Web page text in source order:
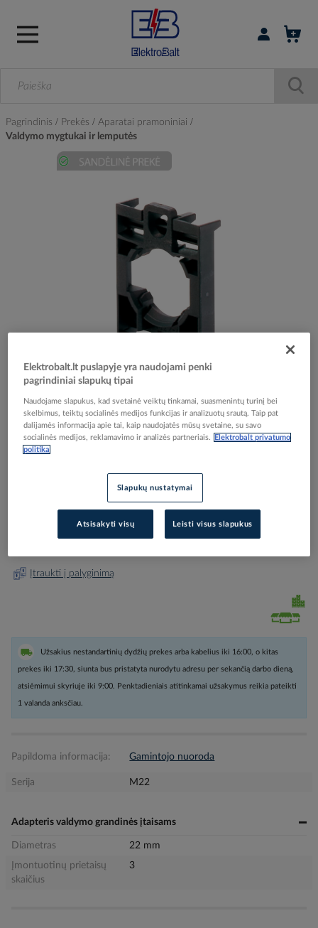
Prisijungti /
Pagrindinis Prekės
Aparatai pramoniniai
Valdymo mygtukai ir lemputės
Skip
the
beginning
Reali prekė gali skirtis nuo pavaizduotos nuotraukoje
Laikiklis mygtuko kontaktams M22-A - EATON
Elektrobalt prekės kodas
Gamintojo prekės kodas
Prisijunkite, norėdami pamatyti kainas
Įtraukti į palyginimą
Užsakius nestandartinių dydžių prekes arba kabelius iki 16:00, o kitas
prekes iki 17:30, siunta bus pristatyta nurodytu adresu per sekančią darbo dieną,
atsiėmimui skyriuje iki 9:00. Penktadieniais atitinkamai užsakymus reikia pateikti
1 valanda anksčiau.
Papildoma informacija: Gamintojo nuoroda
Serija M22
Adapteris valdymo grandinės įtaisams
Diametras
22 mm
Įmontuotinų prietaisų
skaičius
3
Elektrobalt.lt puslapyje yra naudojami penki
pagrindiniai slapukų tipai
Naudojame slapukus, kad svetainė veiktų tinkamai, suasmenintų turinį bei
skelbimus, teiktų socialinės medijos funkcijas ir analizuotų srautą. Taip pat
dalijamės informacija apie tai, kaip naudojatės mūsų svetaine, su savo
socialinės medijos, reklamavimo ir analizės partneriais.
Elektrobalt privatumo
politika
Slapukų nustatymai
Atsisakyti visų Leisti visus slapukus